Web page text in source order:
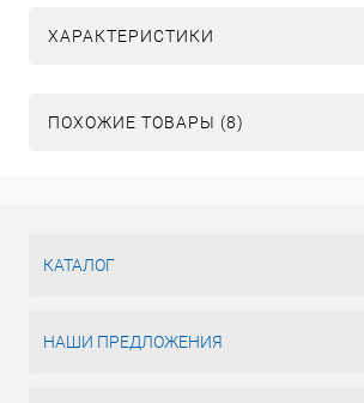
ХАРАКТЕРИСТИКИ
ПОХОЖИЕ ТОВАРЫ (8)
КАТАЛОГ
НАШИ ПРЕДЛОЖЕНИЯ